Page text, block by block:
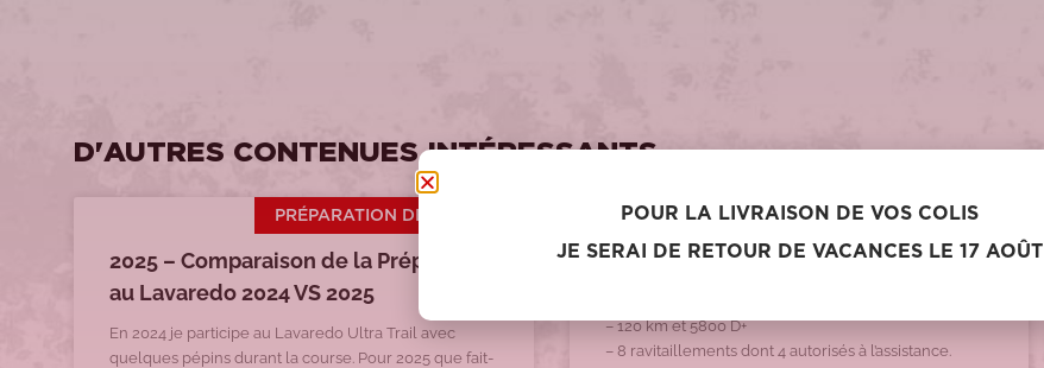
D'AUTRES CONTENUES INTÉRESSANTS
PRÉPARATION DE COURSES
2025 – Comparaison de la Préparation
au Lavaredo 2024 VS 2025
En 2024 je participe au Lavaredo Ultra Trail avec
quelques pépins durant la course. Pour 2025 que fait-
PRÉPARATION DE COURSES
2024 – La 6000D
– 120 km et 5800 D+
– 8 ravitaillements dont 4 autorisés à l’assistance.
POUR LA LIVRAISON DE VOS COLIS
JE SERAI DE RETOUR DE VACANCES LE 17 AOÛT